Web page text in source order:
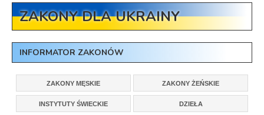
ZAKONY DLA UKRAINY
INFORMATOR ZAKONÓW
ZAKONY MĘSKIE ZAKONY ŻEŃSKIE
INSTYTUTY ŚWIECKIE DZIEŁA